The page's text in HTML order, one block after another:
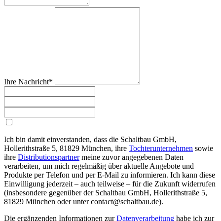
Ihre Nachricht*
Ich bin damit einverstanden, dass die Schaltbau GmbH,
Hollerithstraße 5, 81829 München, ihre Tochterunternehmen sowie
ihre Distributionspartnermeine zuvor angegebenen Daten
verarbeiten, um mich regelmäßig über aktuelle Angebote und
Produkte per Telefon und per E-Mail zu informieren. Ich kann diese
Einwilligung jederzeit – auch teilweise – für die Zukunft widerrufen
(insbesondere gegenüber der Schaltbau GmbH, Hollerithstraße 5,
81829 München oder unter contact@schaltbau.de).
Die ergänzenden Informationen zurDatenverarbeitung habe ich zur